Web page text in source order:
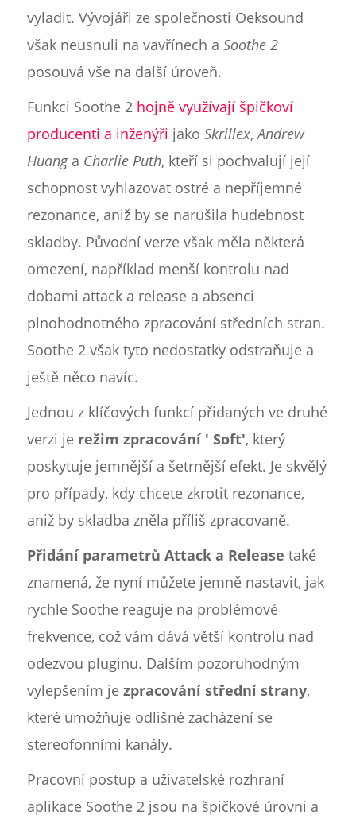
vyladit. Vývojáři ze společnosti Oeksound
však neusnuli na vavřínech a Soothe 2
posouvá vše na další úroveň.
Funkci Soothe 2 hojně využívají špičkoví
producenti a inženýři jako Skrillex,Andrew
Huanga Charlie Puth, kteří si pochvalují její
schopnost vyhlazovat ostré a nepříjemné
rezonance, aniž by se narušila hudebnost
skladby. Původní verze však měla některá
omezení, například menší kontrolu nad
dobami attack a release a absenci
plnohodnotného zpracování středních stran.
Soothe 2 však tyto nedostatky odstraňuje a
ještě něco navíc.
Jednou z klíčových funkcí přidaných ve druhé
verzi je režim zpracování ' Soft', který
poskytuje jemnější a šetrnější efekt. Je skvělý
pro případy, kdy chcete zkrotit rezonance,
aniž by skladba zněla příliš zpracovaně.
Přidání parametrů Attack a Release také
znamená, že nyní můžete jemně nastavit, jak
rychle Soothe reaguje na problémové
frekvence, což vám dává větší kontrolu nad
odezvou pluginu. Dalším pozoruhodným
vylepšením je zpracování střední strany,
které umožňuje odlišné zacházení se
stereofonními kanály.
Pracovní postup a uživatelské rozhraní
aplikace Soothe 2 jsou na špičkové úrovni a